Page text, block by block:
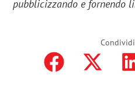
pubblicizzando e fornendo